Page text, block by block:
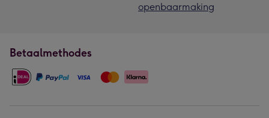
openbaarmaking
Betaalmethodes